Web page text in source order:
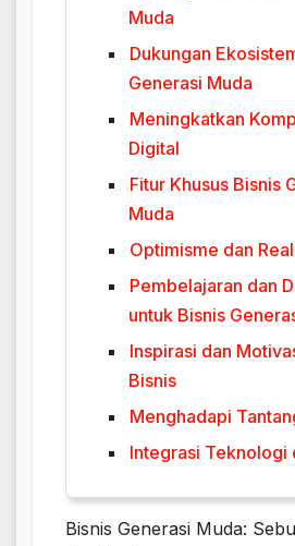
Muda
Dukungan
Generasi Muda
Meningkatkan
Digital
Fitur Khusus Bisnis
Muda
Optimisme dan
Pembelajaran dan
untuk Bisnis
Inspirasi dan
Bisnis
Menghadapi
Integrasi Teknologi
Bisnis Generasi Muda: